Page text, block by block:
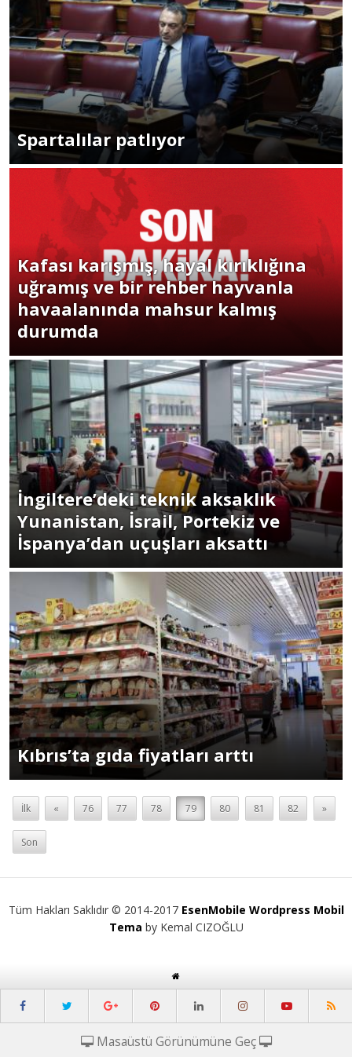
Spartalılar patlıyor
Kafası karışmış, hayal kırıklığına
uğramış ve bir rehber hayvanla
havaalanında mahsur kalmış
durumda
İngiltere’deki teknik aksaklık
Yunanistan, İsrail, Portekiz ve
İspanya’dan uçuşları aksattı
Kıbrıs’ta gıda fiyatları arttı
İlk « 76 77 78 79 80 81 82 »
Son
Tüm Hakları Saklıdır © 2014-2017 EsenMobile Wordpress Mobil
Tema by Kemal CIZOĞLU
Masaüstü Görünümüne Geç